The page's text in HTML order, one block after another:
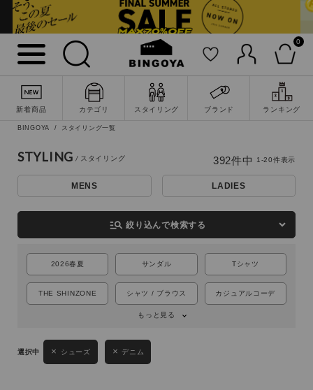
0
新着商品 カテゴリ スタイリング ブランド ランキング
詳細検索
BINGOYA スタイリング一覧
STYLING
MENS LADIES
manage_search 絞り込んで検索する
2026春夏 サンダル Tシャツ
THE SHINZONE シャツ / ブラウス カジュアルコーデ
もっと見る
シューズ デニム
392件中 1-20件表示